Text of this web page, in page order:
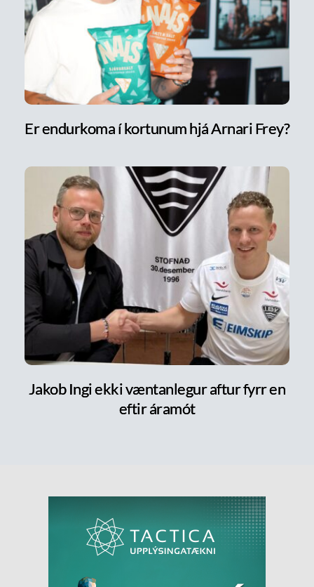
Er endurkoma í kortunum hjá Arnari Frey?
Jakob Ingi ekki væntanlegur aftur fyrr en
eftir áramót